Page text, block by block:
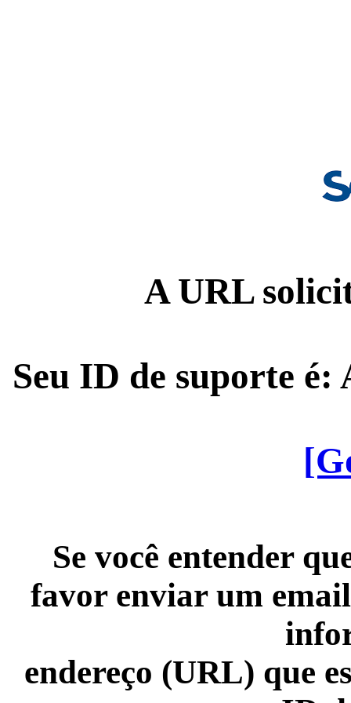
A URL
Seu ID de suporte é:
Se você entender
favor enviar um
endereço (URL) que